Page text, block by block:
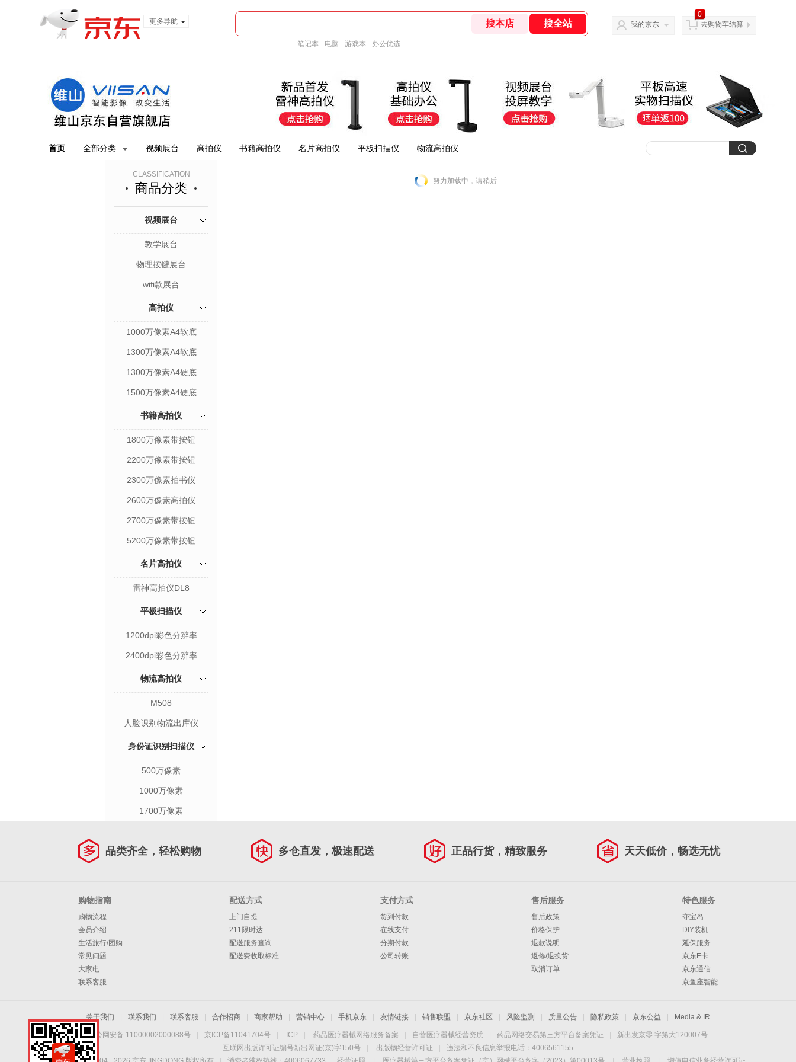
更多导航
笔记本 电脑 游戏本 办公优选
我的京东
0
去购物车结算
首页 全部分类 视频展台 高拍仪 书籍高拍仪 名片高拍仪 平板扫描仪 物流高拍仪
CLASSIFICATION
商品分类
视频展台
教学展台
物理按键展台
wifi款展台
高拍仪
1000万像素A4软底
1300万像素A4软底
1300万像素A4硬底
1500万像素A4硬底
书籍高拍仪
1800万像素带按钮
2200万像素带按钮
2300万像素拍书仪
2600万像素高拍仪
2700万像素带按钮
5200万像素带按钮
名片高拍仪
雷神高拍仪DL8
平板扫描仪
1200dpi彩色分辨率
2400dpi彩色分辨率
物流高拍仪
M508
人脸识别物流出库仪
身份证识别扫描仪
500万像素
1000万像素
1700万像素
努力加载中，请稍后...
品类齐全，轻松购物 多仓直发，极速配送 正品行货，精致服务 天天低价，畅选无忧
购物指南
购物流程
会员介绍
生活旅行/团购
常见问题
大家电
联系客服
配送方式
上门自提
211限时达
配送服务查询
配送费收取标准
支付方式
货到付款
在线支付
分期付款
公司转账
售后服务
售后政策
价格保护
退款说明
返修/退换货
取消订单
特色服务
夺宝岛
DIY装机
延保服务
京东E卡
京东通信
京鱼座智能
关于我们 联系我们 联系客服 合作招商 商家帮助 营销中心 手机京东 友情链接 销售联盟 京东社区 风险监测 质量公告 隐私政策 京东公益 Media & IR
京公网安备 11000002000088号 京ICP备11041704号 ICP 药品医疗器械网络服务备案 自营医疗器械经营资质 药品网络交易第三方平台备案凭证
新出发京零 字第大120007号
互联网出版许可证编号新出网证(京)字150号
出版物经营许可证
违法和不良信息举报电话：4006561155